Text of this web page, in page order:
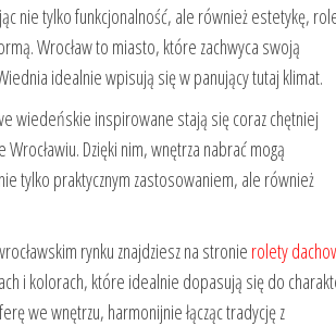
nie tylko funkcjonalność, ale również estetykę,
Wrocław to miasto, które zachwyca swoją
idealnie wpisują się w panujący tutaj klimat.
wiedeńskie inspirowane stają się coraz chętniej
Dzięki nim, wnętrza nabrać mogą
tylko praktycznym zastosowaniem, ale również
rynku znajdziesz na stronie rolety
i kolorach, które idealnie dopasują się do
we wnętrzu, harmonijnie łącząc tradycję z